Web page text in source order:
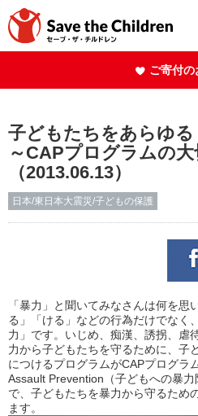
ご寄付の
子どもたちをあらゆる
～CAPプログラムの大
（2013.06.13）
日本/東日本大震災/子どもの保護
「暴力」と聞いてみなさんは何を
る」「ける」などの行為だけでなく
力」です。いじめ、痴漢、誘拐、虐
力から子どもたちを守るために、子
につけるプログラムがCAPプログラ
Assault Prevention（子どもへの暴
で、子どもたちを暴力から守るため
ます。